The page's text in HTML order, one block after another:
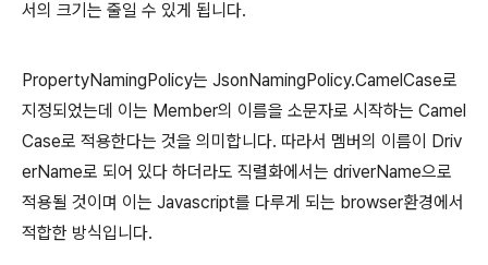
서의 크기는 줄일 수 있게 됩니다.
PropertyNamingPolicy는 JsonNamingPolicy.CamelCase로
지정되었는데 이는 Member의 이름을 소문자로 시작하는 Camel
Case로 적용한다는 것을 의미합니다. 따라서 멤버의 이름이 Driv
erName로 되어 있다 하더라도 직렬화에서는 driverName으로
적용될 것이며 이는 Javascript를 다루게 되는 browser환경에서
적합한 방식입니다.